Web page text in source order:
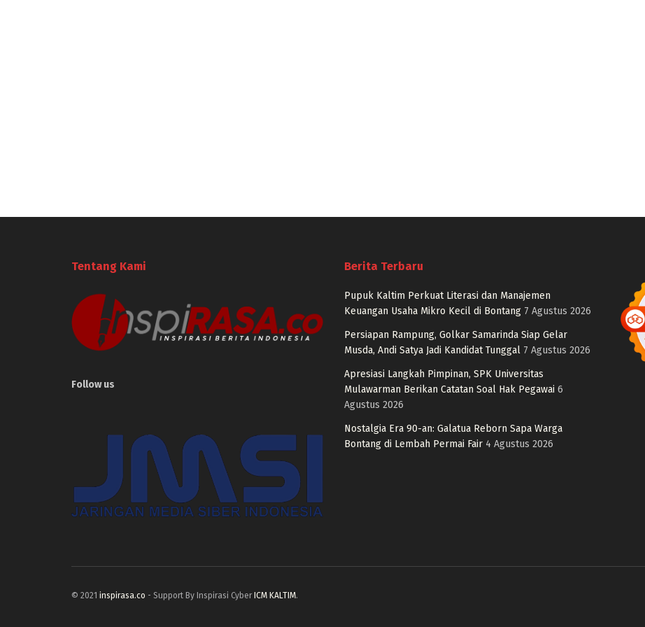
Tentang Kami
Follow us
Berita Terbaru
Pupuk Kaltim Perkuat Literasi dan Manajemen
Keuangan Usaha Mikro Kecil di Bontang 7 Agustus 2026
Persiapan Rampung, Golkar Samarinda Siap Gelar
Musda, Andi Satya Jadi Kandidat Tunggal 7 Agustus 2026
Apresiasi Langkah Pimpinan, SPK Universitas
Mulawarman Berikan Catatan Soal Hak Pegawai 6
Agustus 2026
Nostalgia Era 90-an: Galatua Reborn Sapa Warga
Bontang di Lembah Permai Fair 4 Agustus 2026
© 2021 inspirasa.co - Support By Inspirasi Cyber ICM KALTIM.